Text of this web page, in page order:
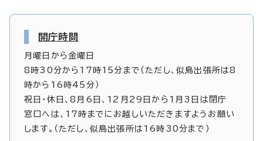
開庁時間
月曜日から金曜日
8時30分から17時15分まで（ただし、似島出張所は8
時から16時45分）
祝日・休日、8月6日、12月29日から1月3日は閉庁
窓口へは、17時までにお越しいただきますようお願い
します。（ただし、似島出張所は16時30分まで）